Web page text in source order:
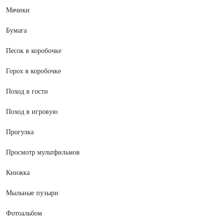
Мячики
Бумага
Песок в коробочке
Горох в коробочке
Поход в гости
Поход в игровую
Прогулка
Просмотр мультфильмов
Книжка
Мыльные пузыри
Фотоальбом